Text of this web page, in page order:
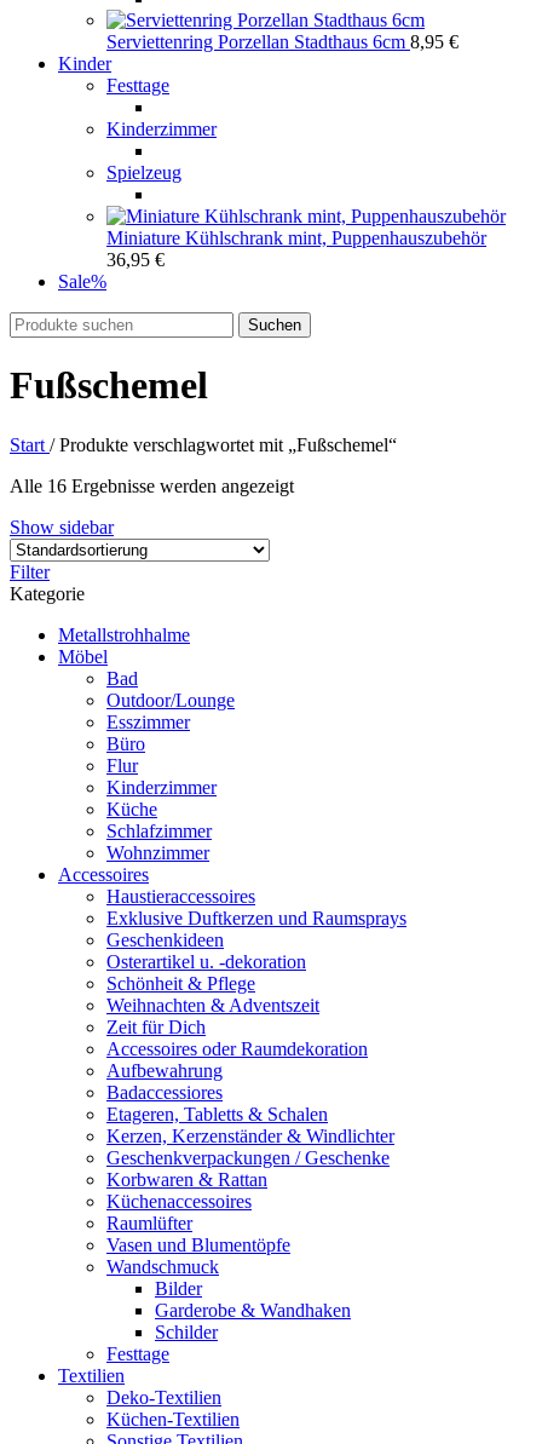
Serviettenring Porzellan Stadthaus 6cm 8,95 €
Kinder
Festtage
Kinderzimmer
Spielzeug
Miniature Kühlschrank mint, Puppenhauszubehör
36,95 €
Sale%
Suchen
Fußschemel
Start / Produkte verschlagwortet mit „Fußschemel“
Alle 16 Ergebnisse werden angezeigt
Show sidebar
Filter
Kategorie
Metallstrohhalme
Möbel
Bad
Outdoor/Lounge
Esszimmer
Büro
Flur
Kinderzimmer
Küche
Schlafzimmer
Wohnzimmer
Accessoires
Haustieraccessoires
Exklusive Duftkerzen und Raumsprays
Geschenkideen
Osterartikel u. -dekoration
Schönheit & Pflege
Weihnachten & Adventszeit
Zeit für Dich
Accessoires oder Raumdekoration
Aufbewahrung
Badaccessiores
Etageren, Tabletts & Schalen
Kerzen, Kerzenständer & Windlichter
Geschenkverpackungen / Geschenke
Korbwaren & Rattan
Küchenaccessoires
Raumlüfter
Vasen und Blumentöpfe
Wandschmuck
Bilder
Garderobe & Wandhaken
Schilder
Festtage
Textilien
Deko-Textilien
Küchen-Textilien